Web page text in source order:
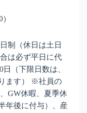
制（休日は土日
は必ず平日に代
（下限日数は、
ます） ※社員の
GW休暇、夏季休
年後に付与）、産